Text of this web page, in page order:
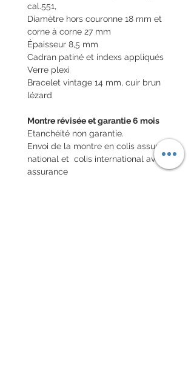
cal.551,
Diamètre hors couronne 18 mm et
corne à corne 27 mm
Épaisseur 8,5 mm
Cadran patiné et indexs appliqués
Verre plexi
Bracelet vintage 14 mm, cuir brun
lézard
Montre révisée et garantie 6 mois
Etanchéité non garantie.
Envoi de la montre en colis assuré
national et colis international avec
assurance